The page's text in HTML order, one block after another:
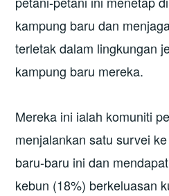
kampung baru dan
terletak dalam lingkungan
kampung baru mereka.
Mereka ini ialah komuniti
menjalankan satu survei
baru-baru ini dan
kebun (18%) berkeluasan